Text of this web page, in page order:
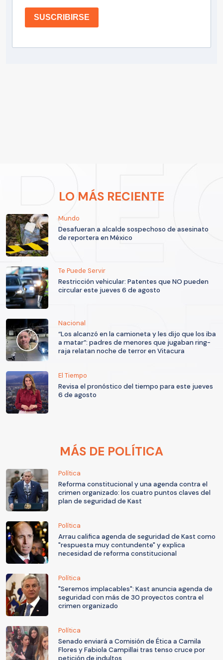
SUSCRIBIRSE
LO MÁS RECIENTE
Mundo
Desafueran a alcalde sospechoso de asesinato
de reportera en México
Te Puede Servir
Restricción vehicular: Patentes que NO pueden
circular este jueves 6 de agosto
Nacional
“Los alcanzó en la camioneta y les dijo que los iba
a matar”: padres de menores que jugaban ring-
raja relatan noche de terror en Vitacura
El Tiempo
Revisa el pronóstico del tiempo para este jueves
6 de agosto
MÁS DE POLÍTICA
Política
Reforma constitucional y una agenda contra el
crimen organizado: los cuatro puntos claves del
plan de seguridad de Kast
Política
Arrau califica agenda de seguridad de Kast como
"respuesta muy contundente" y explica
necesidad de reforma constitucional
Política
"Seremos implacables": Kast anuncia agenda de
seguridad con más de 30 proyectos contra el
crimen organizado
Política
Senado enviará a Comisión de Ética a Camila
Flores y Fabiola Campillai tras tenso cruce por
petición de indultos